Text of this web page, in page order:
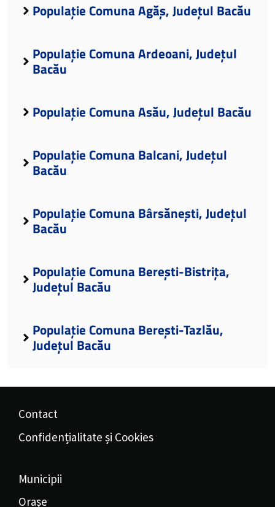
Populație Comuna Agăș, Județul Bacău
Populație Comuna Ardeoani, Județul
Bacău
Populație Comuna Asău, Județul Bacău
Populație Comuna Balcani, Județul
Bacău
Populație Comuna Bârsănești, Județul
Bacău
Populație Comuna Berești-Bistrița,
Județul Bacău
Populație Comuna Berești-Tazlău,
Județul Bacău
Contact
Confidențialitate și Cookies
Municipii
Orașe